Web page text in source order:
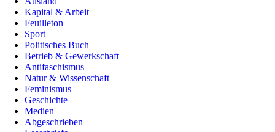
Kapital & Arbeit
Feuilleton
Sport
Politisches Buch
Betrieb & Gewerkschaft
Antifaschismus
Natur & Wissenschaft
Feminismus
Geschichte
Medien
Abgeschrieben